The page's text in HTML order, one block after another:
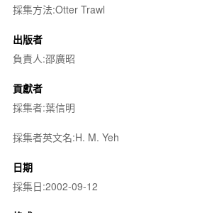
採集方法:Otter Trawl
出版者
負責人:邵廣昭
貢獻者
採集者:葉信明
採集者英文名:H. M. Yeh
日期
採集日:2002-09-12